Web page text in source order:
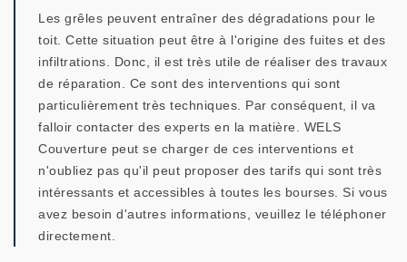
Les grêles peuvent entraîner des dégradations pour le
toit. Cette situation peut être à l'origine des fuites et des
infiltrations. Donc, il est très utile de réaliser des travaux
de réparation. Ce sont des interventions qui sont
particulièrement très techniques. Par conséquent, il va
falloir contacter des experts en la matière. WELS
Couverture peut se charger de ces interventions et
n'oubliez pas qu'il peut proposer des tarifs qui sont très
intéressants et accessibles à toutes les bourses. Si vous
avez besoin d'autres informations, veuillez le téléphoner
directement.